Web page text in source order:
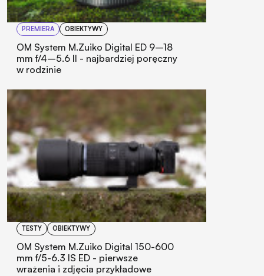
PREMIERA OBIEKTYWY
OM System M.Zuiko Digital ED 9–18
mm f/4–5.6 II - najbardziej poręczny
w rodzinie
TESTY OBIEKTYWY
OM System M.Zuiko Digital 150-600
mm f/5-6.3 IS ED - pierwsze
wrażenia i zdjęcia przykładowe